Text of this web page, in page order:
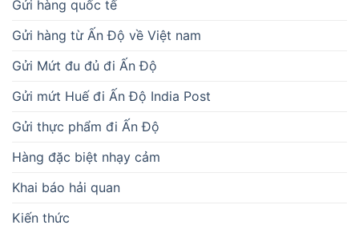
Khai báo hải quan
Kiến thức
Mua hộ
Mua hộ hàng quốc tế
nhanh chóng
order hộ
Phát hàng thu tiền (COD)
Tin tức